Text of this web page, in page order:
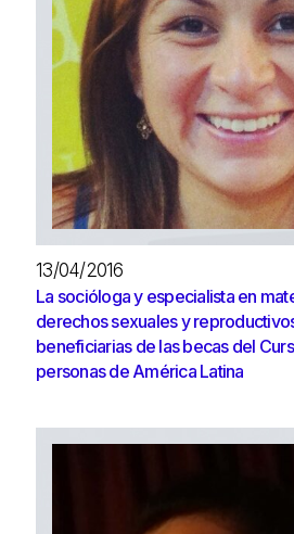
13/04/2016
La socióloga y especialista en
derechos sexuales y
beneficiarias de las becas del
personas de América Latina